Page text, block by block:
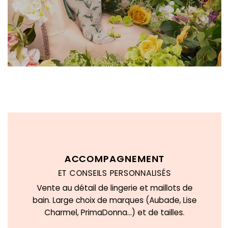
ACCOMPAGNEMENT
ET CONSEILS PERSONNALISÉS
Vente au détail de lingerie et maillots de
bain. Large choix de marques (Aubade, Lise
Charmel, PrimaDonna…) et de tailles.